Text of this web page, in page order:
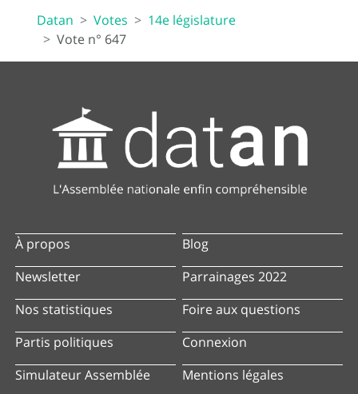
Datan Votes
14e législature
Vote n° 647
À propos
Newsletter
Nos statistiques
Partis politiques
Simulateur Assemblée
Blog
Parrainages 2022
Foire aux questions
Connexion
Mentions légales